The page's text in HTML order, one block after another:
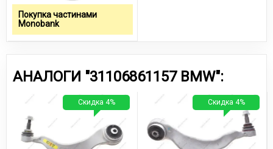
Покупка частинами
Monobank
АНАЛОГИ "31106861157 BMW":
Скидка 4% Скидка 4%